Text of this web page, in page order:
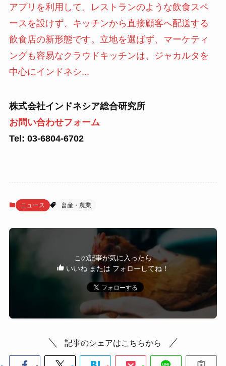
アプリを利用して、レストランのような飲食スペ
ースを設けず、キッチンから直接顧客へ配送する
飲食店の新形態です。立地を選ばず、マーケティ
ングも容易なクラウドキッチンは、ジャカルタを
中心にインドネシ...
株式会社インドネシア総合研究所
お問い合わせフォーム
Tel: 03-6804-6702
ニュース 畜産・農業
この記事が気に入ったら
いいね または フォローしてね！
記事のシェアはこちらから